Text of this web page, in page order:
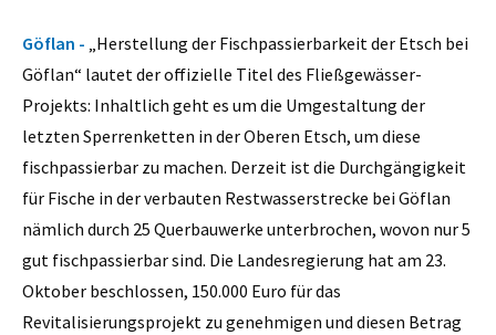
Göflan - „Herstellung der Fischpassierbarkeit der Etsch bei
Göflan“ lautet der offizielle Titel des Fließgewässer-
Projekts: Inhaltlich geht es um die Umgestaltung der
letzten Sperrenketten in der Oberen Etsch, um diese
fischpassierbar zu machen. Derzeit ist die Durchgängigkeit
für Fische in der verbauten Restwasserstrecke bei Göflan
nämlich durch 25 Querbauwerke unterbrochen, wovon nur 5
gut fischpassierbar sind. Die Landesregierung hat am 23.
Oktober beschlossen, 150.000 Euro für das
Revitalisierungsprojekt zu genehmigen und diesen Betrag